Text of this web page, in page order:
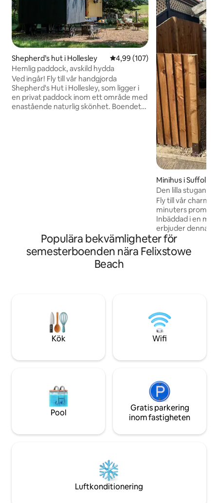
Shepherd’s hut i Hollesley 4,99 av 5 i genomsnittligt
4,99 (107)
Hemlig paddock, avskild hydda
Ved ingår! Fly till vår handgjorda
Shepherd's Hut i Hollesley, som ligger i
en privat paddock inom ett område med
enastående naturlig skönhet. Boendet
Minihus i Suffolk
Den lilla stugan
Fly till vår
minuters
Inbäddad i en
erbjuder denna
tillflyktsorten för
två vuxna och
våningssängar.
gatumat,
bara några
Populära bekvämligheter för
semesterboenden nära Felixstowe
Beach
Kök Wifi
Pool
Gratis parkering
inom fastigheten
Luftkonditionering